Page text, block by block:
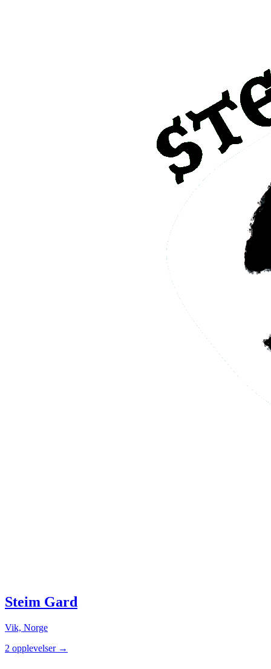
Steim Gard
Vik, Norge
2 opplevelser →